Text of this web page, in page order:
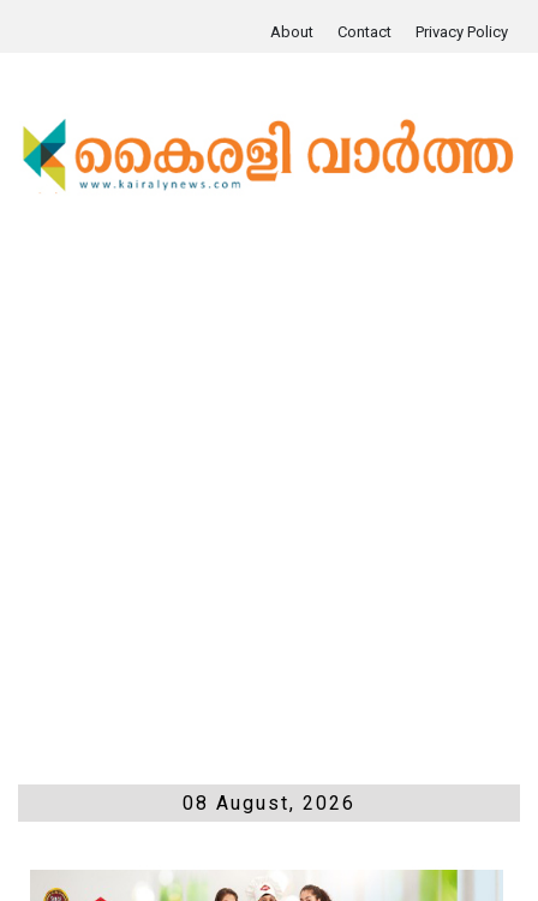
About Contact Privacy Policy
08 August, 2026